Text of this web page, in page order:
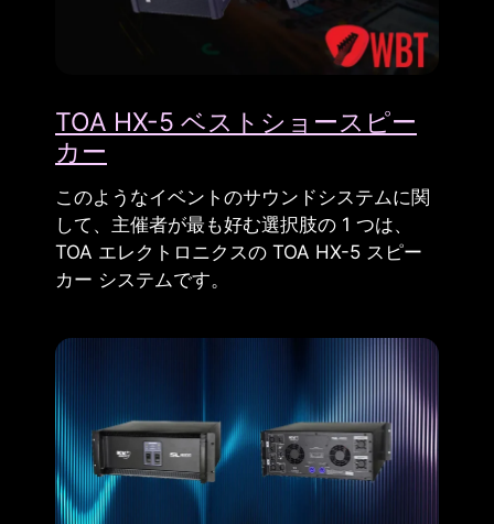
TOA HX-5 ベストショースピー
カー
このようなイベントのサウンドシステムに関
して、主催者が最も好む選択肢の 1 つは、
TOA エレクトロニクスの TOA HX-5 スピー
カー システムです。